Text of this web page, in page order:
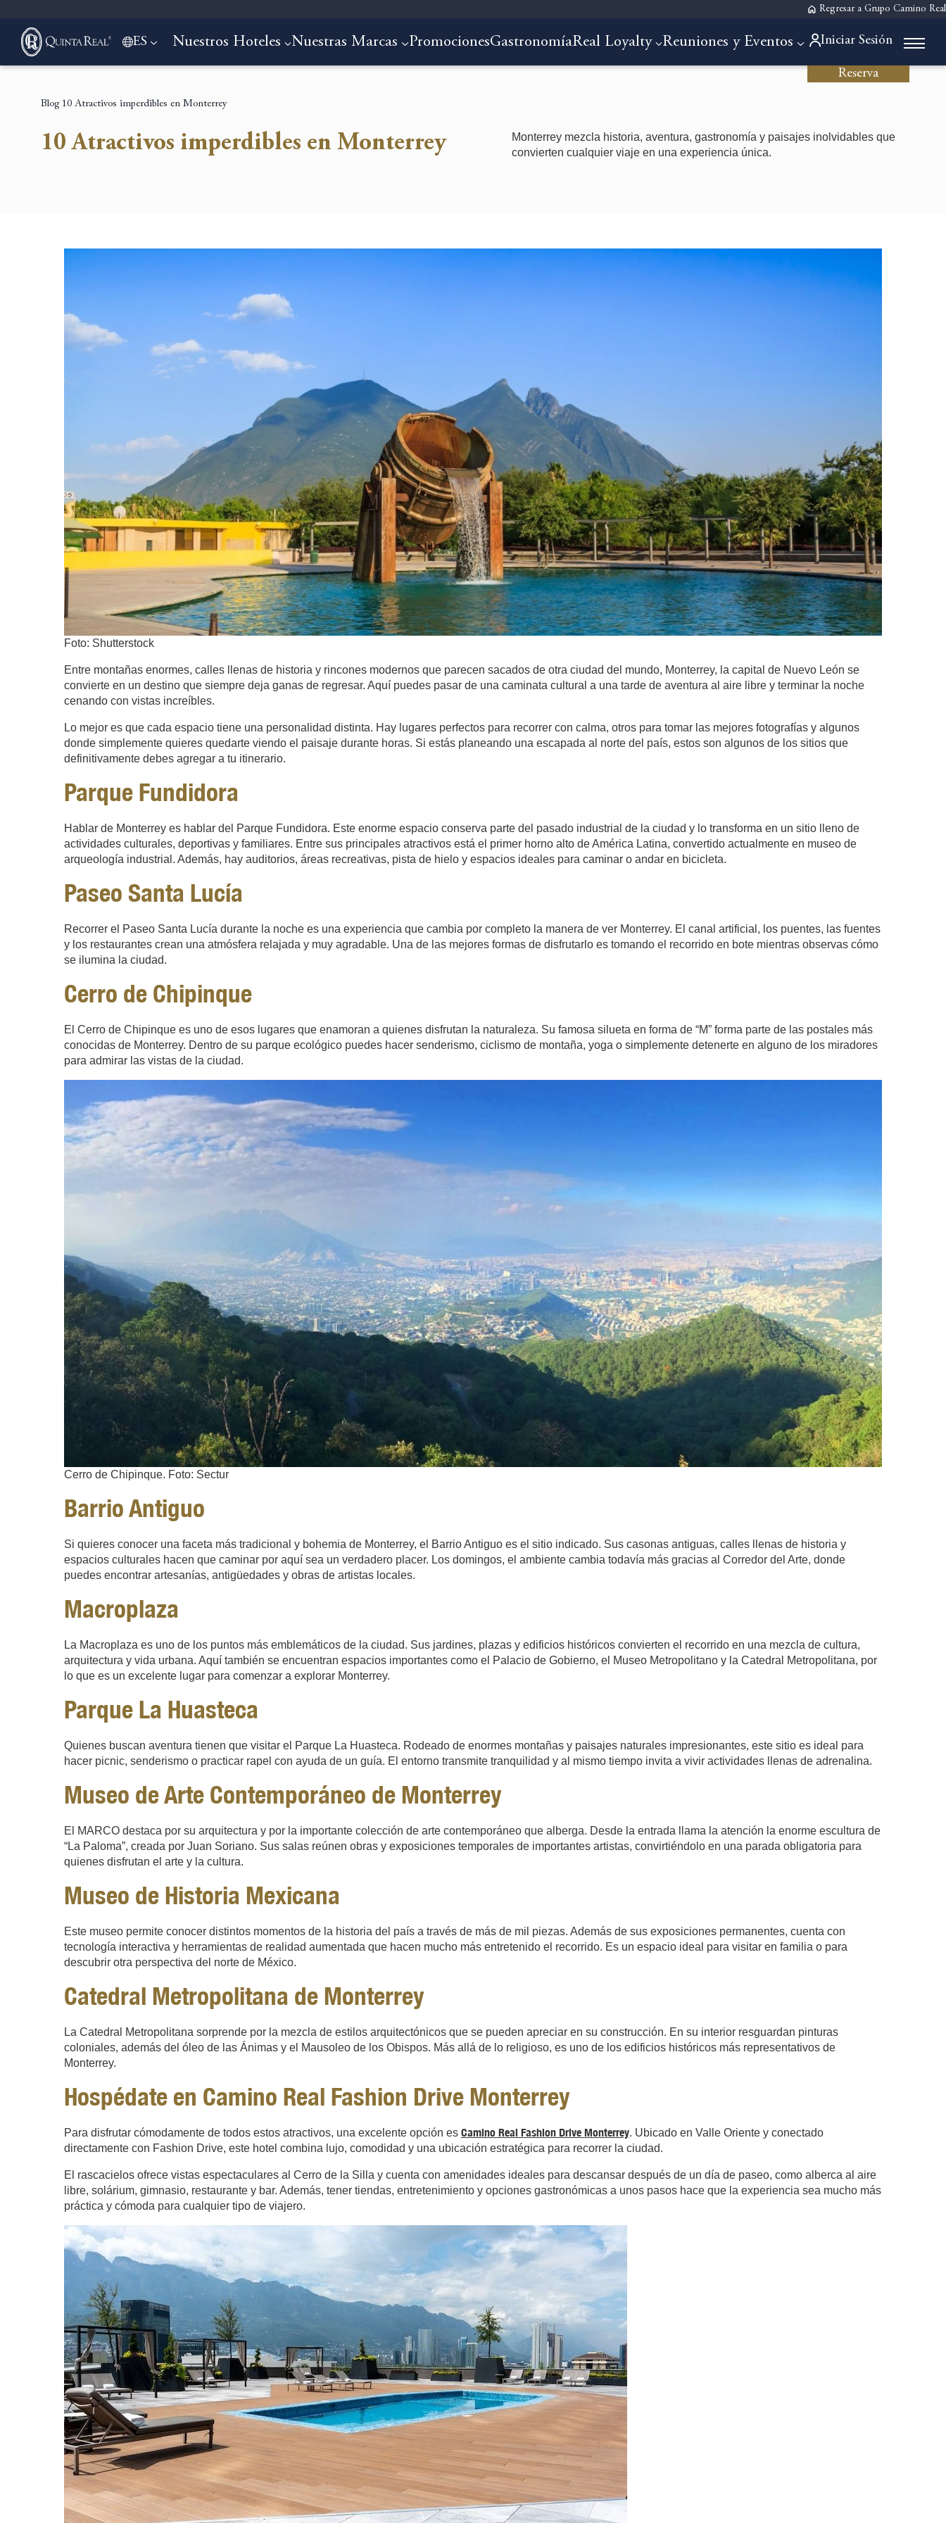
Regresar a Grupo Camino Real
ES Nuestros Hoteles Nuestras Marcas PromocionesGastronomíaReal Loyalty Reuniones y Eventos Iniciar Sesión
Reserva
Blog 10 Atractivos imperdibles en Monterrey
10 Atractivos imperdibles en Monterrey
Monterrey mezcla historia, aventura, gastronomía y paisajes inolvidables que
convierten cualquier viaje en una experiencia única.
Foto: Shutterstock
Entre montañas enormes, calles llenas de historia y rincones modernos que parecen sacados de otra ciudad del mundo, Monterrey, la capital de Nuevo León se
convierte en un destino que siempre deja ganas de regresar. Aquí puedes pasar de una caminata cultural a una tarde de aventura al aire libre y terminar la noche
cenando con vistas increíbles.
Lo mejor es que cada espacio tiene una personalidad distinta. Hay lugares perfectos para recorrer con calma, otros para tomar las mejores fotografías y algunos
donde simplemente quieres quedarte viendo el paisaje durante horas. Si estás planeando una escapada al norte del país, estos son algunos de los sitios que
definitivamente debes agregar a tu itinerario.
Parque Fundidora
Hablar de Monterrey es hablar del Parque Fundidora. Este enorme espacio conserva parte del pasado industrial de la ciudad y lo transforma en un sitio lleno de
actividades culturales, deportivas y familiares. Entre sus principales atractivos está el primer horno alto de América Latina, convertido actualmente en museo de
arqueología industrial. Además, hay auditorios, áreas recreativas, pista de hielo y espacios ideales para caminar o andar en bicicleta.
Paseo Santa Lucía
Recorrer el Paseo Santa Lucía durante la noche es una experiencia que cambia por completo la manera de ver Monterrey. El canal artificial, los puentes, las fuentes
y los restaurantes crean una atmósfera relajada y muy agradable. Una de las mejores formas de disfrutarlo es tomando el recorrido en bote mientras observas cómo
se ilumina la ciudad.
Cerro de Chipinque
El Cerro de Chipinque es uno de esos lugares que enamoran a quienes disfrutan la naturaleza. Su famosa silueta en forma de “M” forma parte de las postales más
conocidas de Monterrey. Dentro de su parque ecológico puedes hacer senderismo, ciclismo de montaña, yoga o simplemente detenerte en alguno de los miradores
para admirar las vistas de la ciudad.
Cerro de Chipinque. Foto: Sectur
Barrio Antiguo
Si quieres conocer una faceta más tradicional y bohemia de Monterrey, el Barrio Antiguo es el sitio indicado. Sus casonas antiguas, calles llenas de historia y
espacios culturales hacen que caminar por aquí sea un verdadero placer. Los domingos, el ambiente cambia todavía más gracias al Corredor del Arte, donde
puedes encontrar artesanías, antigüedades y obras de artistas locales.
Macroplaza
La Macroplaza es uno de los puntos más emblemáticos de la ciudad. Sus jardines, plazas y edificios históricos convierten el recorrido en una mezcla de cultura,
arquitectura y vida urbana. Aquí también se encuentran espacios importantes como el Palacio de Gobierno, el Museo Metropolitano y la Catedral Metropolitana, por
lo que es un excelente lugar para comenzar a explorar Monterrey.
Parque La Huasteca
Quienes buscan aventura tienen que visitar el Parque La Huasteca. Rodeado de enormes montañas y paisajes naturales impresionantes, este sitio es ideal para
hacer picnic, senderismo o practicar rapel con ayuda de un guía. El entorno transmite tranquilidad y al mismo tiempo invita a vivir actividades llenas de adrenalina.
Museo de Arte Contemporáneo de Monterrey
El MARCO destaca por su arquitectura y por la importante colección de arte contemporáneo que alberga. Desde la entrada llama la atención la enorme escultura de
“La Paloma”, creada por Juan Soriano. Sus salas reúnen obras y exposiciones temporales de importantes artistas, convirtiéndolo en una parada obligatoria para
quienes disfrutan el arte y la cultura.
Museo de Historia Mexicana
Este museo permite conocer distintos momentos de la historia del país a través de más de mil piezas. Además de sus exposiciones permanentes, cuenta con
tecnología interactiva y herramientas de realidad aumentada que hacen mucho más entretenido el recorrido. Es un espacio ideal para visitar en familia o para
descubrir otra perspectiva del norte de México.
Catedral Metropolitana de Monterrey
La Catedral Metropolitana sorprende por la mezcla de estilos arquitectónicos que se pueden apreciar en su construcción. En su interior resguardan pinturas
coloniales, además del óleo de las Ánimas y el Mausoleo de los Obispos. Más allá de lo religioso, es uno de los edificios históricos más representativos de
Monterrey.
Hospédate en Camino Real Fashion Drive Monterrey
Para disfrutar cómodamente de todos estos atractivos, una excelente opción es Camino Real Fashion Drive Monterrey. Ubicado en Valle Oriente y conectado
directamente con Fashion Drive, este hotel combina lujo, comodidad y una ubicación estratégica para recorrer la ciudad.
El rascacielos ofrece vistas espectaculares al Cerro de la Silla y cuenta con amenidades ideales para descansar después de un día de paseo, como alberca al aire
libre, solárium, gimnasio, restaurante y bar. Además, tener tiendas, entretenimiento y opciones gastronómicas a unos pasos hace que la experiencia sea mucho más
práctica y cómoda para cualquier tipo de viajero.